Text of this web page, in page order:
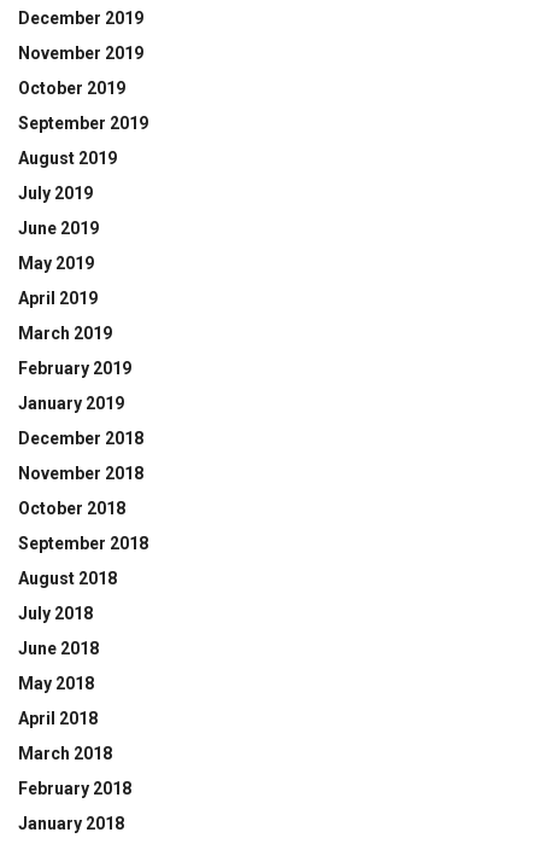
December 2019
November 2019
October 2019
September 2019
August 2019
July 2019
June 2019
May 2019
April 2019
March 2019
February 2019
January 2019
December 2018
November 2018
October 2018
September 2018
August 2018
July 2018
June 2018
May 2018
April 2018
March 2018
February 2018
January 2018